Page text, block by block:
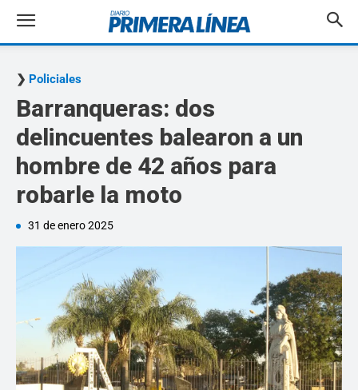
Policiales
Barranqueras: dos
delincuentes balearon a un
hombre de 42 años para
robarle la moto
31 de enero 2025